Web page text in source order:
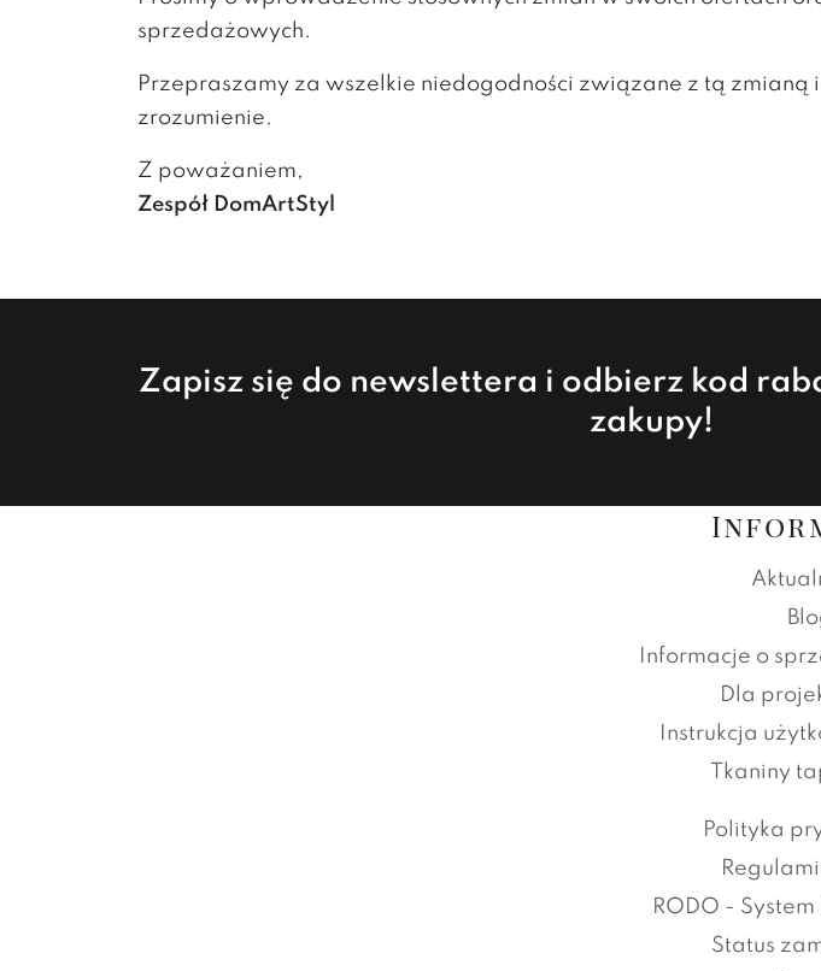
sprzedażowych.
Przepraszamy za wszelkie niedogodności związane z tą zmianą
zrozumienie.
Z poważaniem,
Zespół DomArtStyl
Zapisz się do newslettera i odbierz kod
zakupy!
Informacje o
Dla
Instrukcja
Tkaniny
Polityka
RODO -
Status